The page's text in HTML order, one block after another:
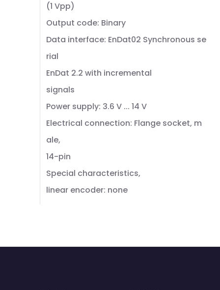
(1 Vpp)
Output code: Binary
Data interface: EnDat02 Synchronous se
rial
EnDat 2.2 with incremental
signals
Power supply: 3.6 V ... 14 V
Electrical connection: Flange socket, m
ale,
14-pin
Special characteristics,
linear encoder: none